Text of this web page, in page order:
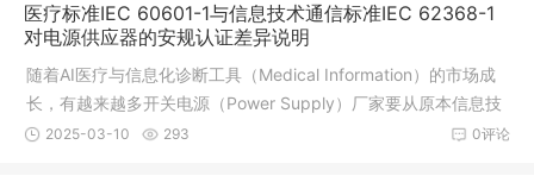
医疗标准IEC 60601-1与信息技术通信标准IEC 62368-1
对电源供应器的安规认证差异说明
随着AI医疗与信息化诊断工具（Medical Information）的市场成
长，有越来越多开关电源（Power Supply）厂家要从原本信息技
术产业（Information Technology），跨入医疗设备产业（Medic
0评论
2025-03-10 293